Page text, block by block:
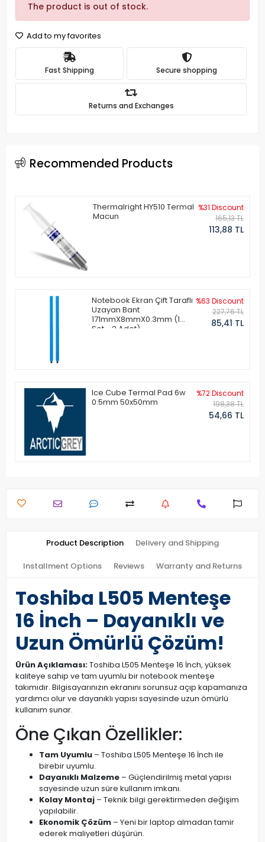
The product is out of stock.
Add to my favorites
Fast Shipping Secure shopping
Returns and Exchanges
Recommended Products
Thermalright HY510 Termal
Macun
%31 Discount
165,13 TL
113,88 TL
Notebook Ekran Çift Taraflı
Uzayan Bant
171mmX8mmX0.3mm (1
Set - 2 Adet)
%63 Discount
227,76 TL
85,41 TL
Ice Cube Termal Pad 6w
0.5mm 50x50mm
%72 Discount
198,38 TL
54,66 TL
Product Description Delivery and Shipping
Installment Options Reviews Warranty and Returns
Toshiba L505 Menteşe
16 İnch – Dayanıklı ve
Uzun Ömürlü Çözüm!
Ürün Açıklaması:Toshiba L505 Menteşe 16 İnch, yüksek
kaliteye sahip ve tam uyumlu bir notebook menteşe
takımıdır. Bilgisayarınızın ekranını sorunsuz açıp kapamanıza
yardımcı olur ve dayanıklı yapısı sayesinde uzun ömürlü
kullanım sunar.
Öne Çıkan Özellikler:
Tam Uyumlu – Toshiba L505 Menteşe 16 İnch ile
birebir uyumlu.
Dayanıklı Malzeme – Güçlendirilmiş metal yapısı
sayesinde uzun süre kullanım imkanı.
Kolay Montaj – Teknik bilgi gerektirmeden değişim
yapılabilir.
Ekonomik Çözüm – Yeni bir laptop almadan tamir
ederek maliyetleri düşürün.